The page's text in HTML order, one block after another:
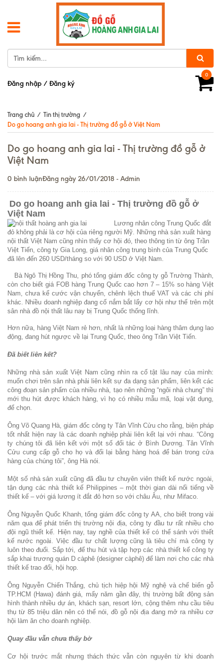
0
Đăng nhập / Đăng ký
Trang chủ / Tin thị trường /
Do go hoang anh gia lai - Thị trường đồ gỗ ở Việt Nam
Do go hoang anh gia lai - Thị trường đồ gỗ ở
Việt Nam
Đăng ngày 26/01/2018 - Admin
0 bình luận
Do go hoang anh gia lai - Thị trường đồ gỗ ở
Việt Nam
Lương nhân công Trung Quốc đắt
đỏ không phải là cơ hội của riêng người Mỹ. Những nhà sản xuất hàng
nội thất Việt Nam cũng nhìn thấy cơ hội đó, theo thông tin từ ông Trần
Việt Tiến, công ty Gia Long, giá nhân công trung bình của Trung Quốc
đã lên đến 260 USD/tháng so với 90 USD ở Việt Nam.
Bà Ngô Thị Hồng Thu, phó tổng giám đốc công ty gỗ Trường Thành,
còn cho biết giá FOB hàng Trung Quốc cao hơn 7 – 15% so hàng Việt
Nam, chưa kể cước vận chuyển, chênh lệch thuế VAT và các chi phí
khác. Nhiều doanh nghiệp đang cố nắm bắt lấy cơ hội như thế trên một
sân nhà đồ nội thất lâu nay bị Trung Quốc thống lĩnh.
Hơn nữa, hàng Việt Nam rẻ hơn, nhất là những loại hàng thâm dụng lao
động, đang hút ngược về lại Trung Quốc, theo ông Trần Việt Tiến.
Đã biết liên kết?
Những nhà sản xuất Việt Nam cũng nhìn ra cố tật lâu nay của mình:
muốn chơi trên sân nhà phải liên kết sự đa dạng sản phẩm, liên kết các
công đoạn sản phẩm của nhiều nhà, tạo nên những “ngôi nhà chung” thì
mới thu hút được khách hàng, vì họ có nhiều mẫu mã, loại vật dụng,
để chọn.
Ông Võ Quang Hà, giám đốc công ty Tân Vĩnh Cửu cho rằng, biện pháp
tốt nhất hiện nay là các doanh nghiệp phải liên kết lại với nhau. “Công
ty chúng tôi đã liên kết với một số đối tác ở Bình Dương. Tân Vĩnh
Cửu cung cấp gỗ cho họ và đổi lại bằng hàng hoá để bán trong cửa
hàng của chúng tôi”, ông Hà nói.
Một số nhà sản xuất cũng đã đầu tư chuyên viên thiết kế nước ngoài,
tận dụng các nhà thiết kế Philippines – một thời gian dài nổi tiếng về
thiết kế – với giá lương ít đắt đỏ hơn so với châu Âu, như Mifaco.
Ông Nguyễn Quốc Khanh, tổng giám đốc công ty AA, cho biết trong vài
năm qua để phát triển thị trường nội địa, công ty đầu tư rất nhiều cho
đội ngũ thiết kế. Hiện nay, tay nghề của thiết kế có thể sánh với thiết
kế nước ngoài. Việc đầu tư chất lượng cũng là tiêu chí mà công ty
luôn theo đuổi. Sắp tới, để thu hút và tập hợp các nhà thiết kế công ty
sắp khai trương quán D càphê (designer càphê) để làm nơi cho các nhà
thiết kế trao đổi, hội họp.
Ông Nguyễn Chiến Thắng, chủ tịch hiệp hội Mỹ nghệ và chế biến gỗ
TP.HCM (Hawa) đánh giá, mấy năm gần đây, thị trường bất động sản
hình thành nhiều dự án, khách sạn, resort lớn, cộng thêm nhu cầu tiêu
thụ từ 85 triệu dân nên có thể nói, đồ gỗ nội địa đang mở ra nhiều cơ
hội làm ăn cho doanh nghiệp.
Quay đầu vẫn chưa thấy bờ
Cơ hội trước mắt nhưng thách thức vẫn còn nguyên từ khi doanh